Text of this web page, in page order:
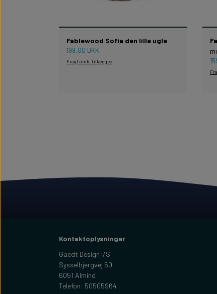
Fablewood Sofia den lille ugle
199,00 DKK
Fragt omk. tillægges
Kontaktoplysninger
Gaedt Design I/S
Sysselbjergvej 50
6051 Almind
Telefon: 50505964